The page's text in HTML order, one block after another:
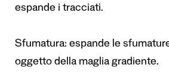
espande i tracciati.
Sfumatura: espande le
oggetto della maglia gradiente.